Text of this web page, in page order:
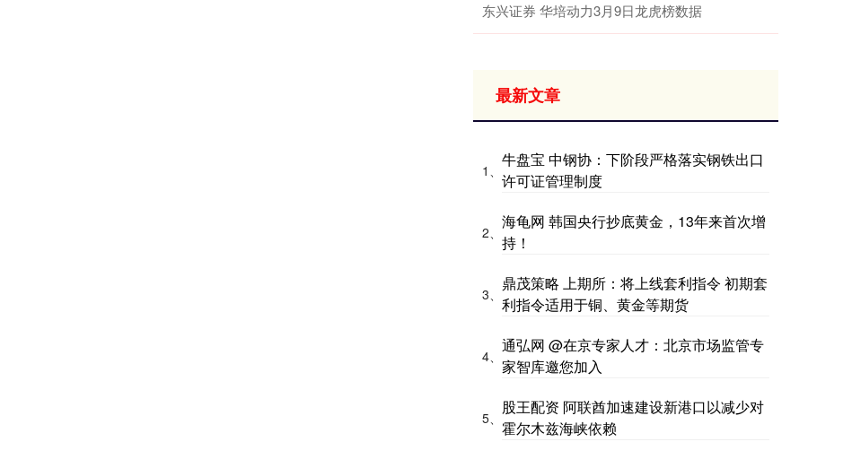
东兴证券 华培动力3月9日龙虎榜数据
最新文章
1、
牛盘宝 中钢协：下阶段严格落实钢铁出口
许可证管理制度
2、
海龟网 韩国央行抄底黄金，13年来首次增
持！
3、
鼎茂策略 上期所：将上线套利指令 初期套
利指令适用于铜、黄金等期货
4、
通弘网 @在京专家人才：北京市场监管专
家智库邀您加入
5、
股王配资 阿联酋加速建设新港口以减少对
霍尔木兹海峡依赖